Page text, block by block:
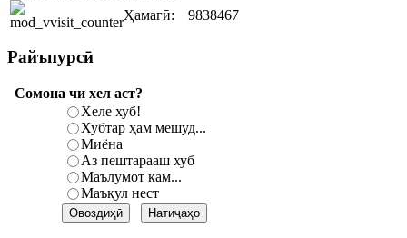
Ҳамагӣ: 9838467
Райъпурсӣ
Сомона чи хел аст?
Хеле хуб!
Хубтар ҳам мешуд...
Миёна
Аз пештарааш хуб
Маълумот кам...
Маъқул нест